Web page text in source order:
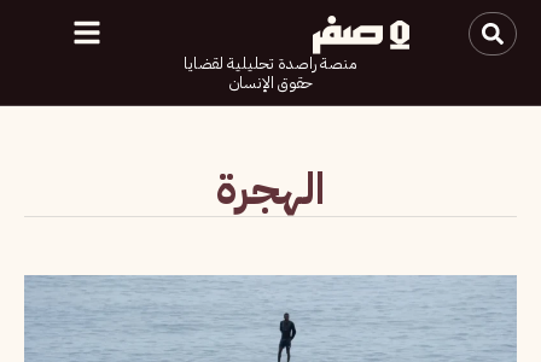
منصة راصدة تحليلية لقضايا
حقوق الإنسان
الهجرة